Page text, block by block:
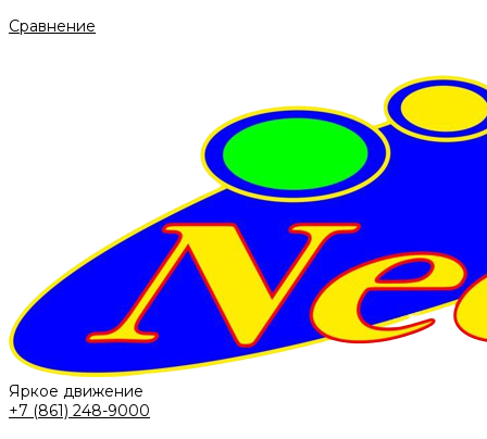
Сравнение
Яркое движение
+7 (861) 248-9000